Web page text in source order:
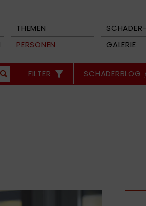
THEMEN
PERSONEN GALERIE
FILTER SCHADERBLOG